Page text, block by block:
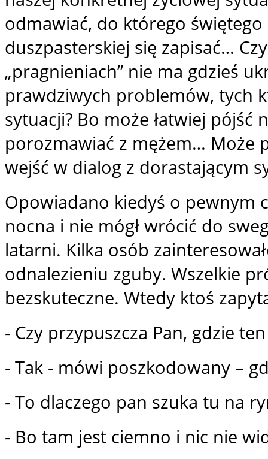
odmawiać, do którego
duszpasterskiej się zapisać…
„pragnieniach” nie ma gdzieś
prawdziwych problemów, tych
sytuacji? Bo może łatwiej
porozmawiać z mężem… Może
wejść w dialog z dorastającym
Opowiadano kiedyś o pewnym
nocna i nie mógł wrócić do
latarni. Kilka osób
odnalezieniu zguby. Wszelkie
bezskuteczne. Wtedy ktoś
- Czy przypuszcza Pan, gdzie
- Tak - mówi poszkodowany –
- To dlaczego pan szuka tu na
- Bo tam jest ciemno i nic nie